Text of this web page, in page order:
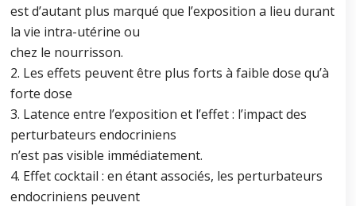
est d’autant plus marqué que l’exposition a lieu durant
la vie intra-utérine ou
chez le nourrisson.
2. Les effets peuvent être plus forts à faible dose qu’à
forte dose
3. Latence entre l’exposition et l’effet : l’impact des
perturbateurs endocriniens
n’est pas visible immédiatement.
4. Effet cocktail : en étant associés, les perturbateurs
endocriniens peuvent